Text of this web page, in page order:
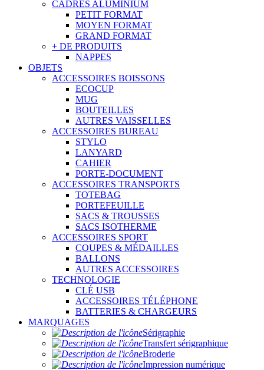
CADRES ALUMINIUM
PETIT FORMAT
MOYEN FORMAT
GRAND FORMAT
+ DE PRODUITS
NAPPES
OBJETS
ACCESSOIRES BOISSONS
ECOCUP
MUG
BOUTEILLES
AUTRES VAISSELLES
ACCESSOIRES BUREAU
STYLO
LANYARD
CAHIER
PORTE-DOCUMENT
ACCESSOIRES TRANSPORTS
TOTEBAG
PORTEFEUILLE
SACS & TROUSSES
SACS ISOTHERME
ACCESSOIRES SPORT
COUPES & MÉDAILLES
BALLONS
AUTRES ACCESSOIRES
TECHNOLOGIE
CLÉ USB
ACCESSOIRES TÉLÉPHONE
BATTERIES & CHARGEURS
MARQUAGES
Sérigraphie
Transfert sérigraphique
Broderie
Impression numérique